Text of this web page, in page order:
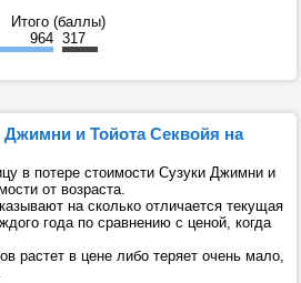
Итого (баллы)
964 317
Джимни и Тойота Секвойя на
в потере стоимости Сузуки Джимни и
от возраста.
на сколько отличается текущая
года по сравнению с ценой, когда
растет в цене либо теряет очень мало,